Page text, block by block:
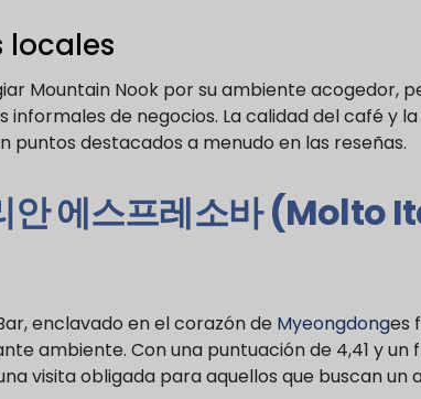
locales
Mountain Nook por su ambiente acogedor,
informales de negocios. La calidad del café y
puntos destacados a menudo en las reseñas.
안 에스프레소바 (Molto
enclavado en el corazón de Myeongdonges
ambiente. Con una puntuación de 4,41 y
visita obligada para aquellos que buscan